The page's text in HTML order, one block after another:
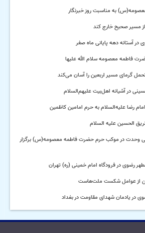
به مناسبت روز خبرنگار
مسیر صحیح خارج کند
در آستانه دهه پایانی ماه صفر
فاطمه معصومه سلام الله علیها
گرمای مسیر اربعین را آسان می‌کند
در آشیانه اهل‌بیت علیهم‌السلام
رضا علیه‌السلام به حرم امامین کاظمین
الحسین علیه السلام
وحدت در موکب حرم حضرت فاطمه معصومه(س) برگزار
رضوی در فرودگاه امام خمینی (ره) تهران
از عوامل شکست ملت‌هاست
در یادمان شهدای مقاومت در بغداد